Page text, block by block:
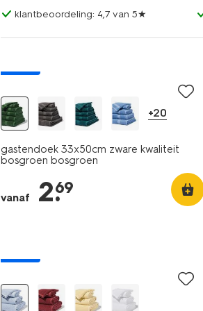
klantbeoordeling: 4,7 van 5★
+20
gastendoek 33x50cm zware kwaliteit
bosgroen bosgroen
vanaf 2.
69